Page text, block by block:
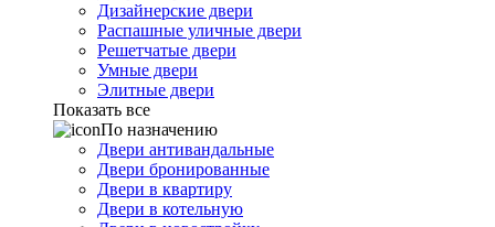
Дизайнерские двери
Распашные уличные двери
Решетчатые двери
Умные двери
Элитные двери
Показать все
По назначению
Двери антивандальные
Двери бронированные
Двери в квартиру
Двери в котельную